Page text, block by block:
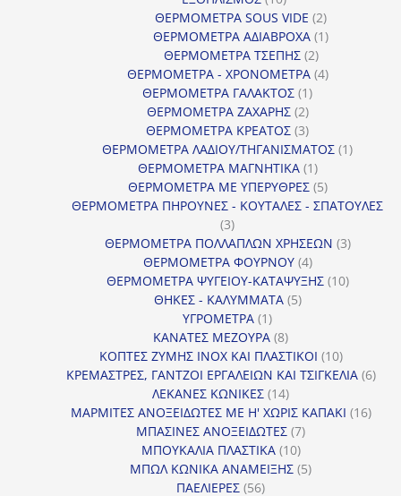
προϊόντα
ΘΕΡΜΟΜΕΤΡΑ SOUS VIDE 22
προϊόντα
ΘΕΡΜΟΜΕΤΡΑ ΑΔΙΑΒΡΟΧΑ 11
ΘΕΡΜΟΜΕΤΡΑ ΤΣΕΠΗΣ 22
προϊόντα
ΘΕΡΜΟΜΕΤΡΑ - ΧΡΟΝΟΜΕΤΡΑ 44
ΘΕΡΜΟΜΕΤΡΑ ΓΑΛΑΚΤΟΣ 11
προϊόν
ΘΕΡΜΟΜΕΤΡΑ ΖΑΧΑΡΗΣ 22
προϊόντα
ΘΕΡΜΟΜΕΤΡΑ ΚΡΕΑΤΟΣ 33
προϊόντα
ΘΕΡΜΟΜΕΤΡΑ ΛΑΔΙΟΥ/ΤΗΓΑΝΙΣΜΑΤΟΣ 11
ΘΕΡΜΟΜΕΤΡΑ ΜΑΓΝΗΤΙΚΑ 11
προϊόν
ΘΕΡΜΟΜΕΤΡΑ ΜΕ ΥΠΕΡΥΘΡΕΣ 55
προϊόντα
ΘΕΡΜΟΜΕΤΡΑ ΠΗΡΟΥΝΕΣ - ΚΟΥΤΑΛΕΣ - ΣΠΑΤΟΥΛΕΣ
33
προϊόντα
ΘΕΡΜΟΜΕΤΡΑ ΠΟΛΛΑΠΛΩΝ ΧΡΗΣΕΩΝ 33
ΘΕΡΜΟΜΕΤΡΑ ΦΟΥΡΝΟΥ 44
προϊόντα
ΘΕΡΜΟΜΕΤΡΑ ΨΥΓΕΙΟΥ-ΚΑΤΑΨΥΞΗΣ 1010
ΘΗΚΕΣ - ΚΑΛΥΜΜΑΤΑ 55
ΥΓΡΟΜΕΤΡΑ 11
προϊόν
ΚΑΝΑΤΕΣ ΜΕΖΟΥΡΑ 88
προϊόντα
ΚΟΠΤΕΣ ΖΥΜΗΣ INOX ΚΑΙ ΠΛΑΣΤΙΚΟΙ 1010
προϊόντα
ΚΡΕΜΑΣΤΡΕΣ, ΓΑΝΤΖΟΙ ΕΡΓΑΛΕΙΩΝ ΚΑΙ ΤΣΙΓΚΕΛΙΑ 66
ΛΕΚΑΝΕΣ ΚΩΝΙΚΕΣ 1414
προϊόντα
ΜΑΡΜΙΤΕΣ ΑΝΟΞΕΙΔΩΤΕΣ ΜΕ Η' ΧΩΡΙΣ ΚΑΠΑΚΙ 1616
ΜΠΑΣΙΝΕΣ ΑΝΟΞΕΙΔΩΤΕΣ 77
ΜΠΟΥΚΑΛΙΑ ΠΛΑΣΤΙΚΑ 1010
προϊόντα
ΜΠΩΛ ΚΩΝΙΚΑ ΑΝΑΜΕΙΞΗΣ 55
ΠΑΕΛΙΕΡΕΣ 5656